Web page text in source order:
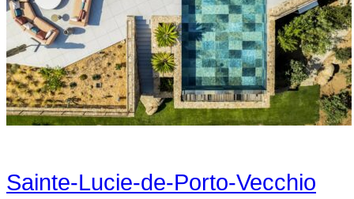
Sainte-Lucie-de-Porto-Vecchio